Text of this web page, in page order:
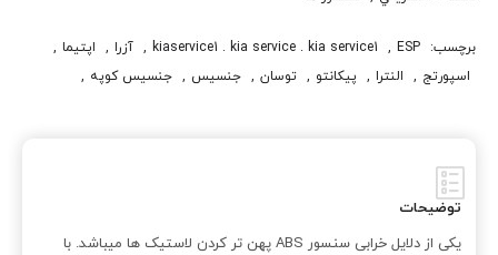
برچسب: ESP
,
kiaservice1 . kia service . kia service1
, آزرا , اپتيما ,
اسپورتج , النترا , پيکانتو , توسان , جنسيس , جنسيس کوپه ,
فروش سنسور ABS اپتيما
قيمت سنسور ABS
قيمت سنسور ABS اپتيما 2015
کيا پيکانتو , کيا سراتو , کيا سرويس , کيا سرويس 1 , کيا سرويس وان
توضیحات
یکی از دلایل خرابی سنسور ABS پهن تر کردن لاستیک ها میباشد. با